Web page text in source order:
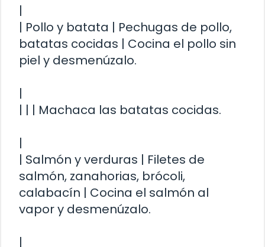
|
| Pollo y batata | Pechugas de pollo,
batatas cocidas | Cocina el pollo sin
piel y desmenúzalo.
|
| | | Machaca las batatas cocidas.
|
| Salmón y verduras | Filetes de
salmón, zanahorias, brócoli,
calabacín | Cocina el salmón al
vapor y desmenúzalo.
|